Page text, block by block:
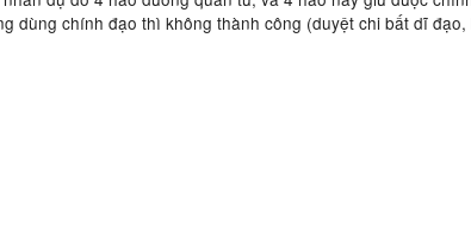
dùng chính đạo thì không thành công (duyệt chi bất dĩ